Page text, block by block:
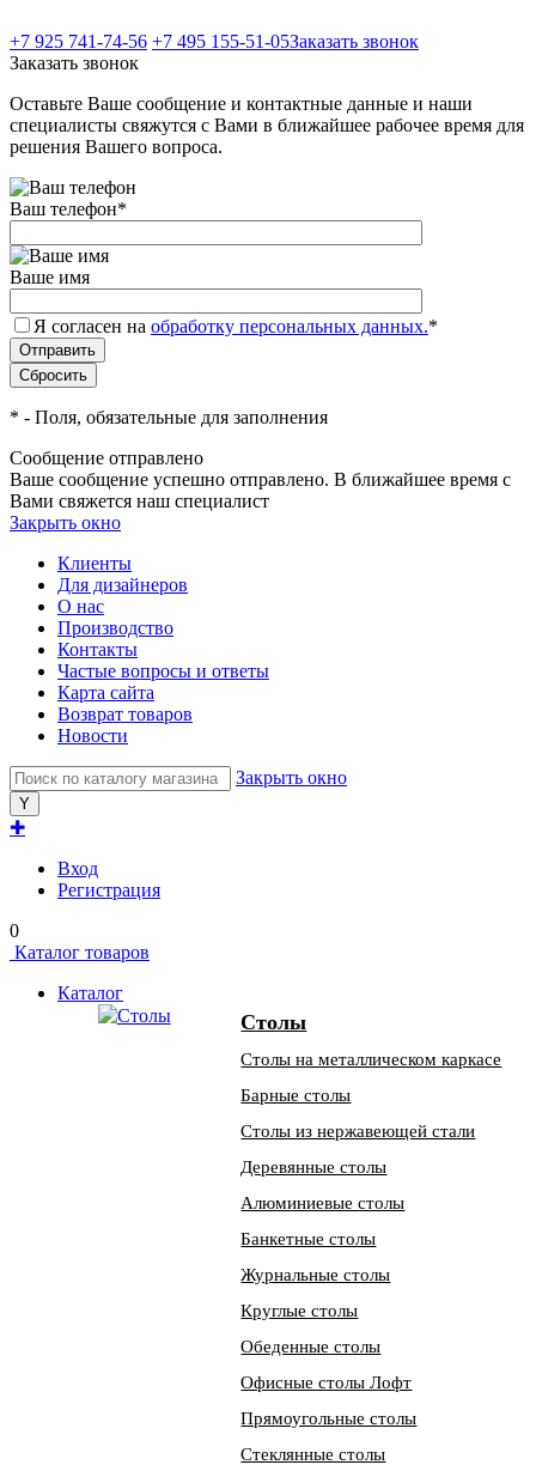
+7 925 741-74-56 +7 495 155-51-05Заказать звонок
Заказать звонок
Оставьте Ваше сообщение и контактные данные и наши
специалисты свяжутся с Вами в ближайшее рабочее время для
решения Вашего вопроса.
Ваш телефон*
Ваше имя
Я согласен на обработку персональных данных.*
* - Поля, обязательные для заполнения
Сообщение отправлено
Ваше сообщение успешно отправлено. В ближайшее время с
Вами свяжется наш специалист
Закрыть окно
Клиенты
Для дизайнеров
О нас
Производство
Контакты
Частые вопросы и ответы
Карта сайта
Возврат товаров
Новости
Закрыть окно
✚
Вход
Регистрация
0
Каталог товаров
Каталог
Столы
Столы на металлическом каркасе
Барные столы
Столы из нержавеющей стали
Деревянные столы
Алюминиевые столы
Банкетные столы
Журнальные столы
Круглые столы
Обеденные столы
Офисные столы Лофт
Прямоугольные столы
Стеклянные столы